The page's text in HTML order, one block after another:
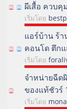
ผีเสื้อ ควบคุ
เริ่มโดย
แอร์บ้าน ร้
คอนโด ตึก
เริ่มโดย
จำหน่ายฉีด
ของแท้ชัวร์
เริ่มโดย